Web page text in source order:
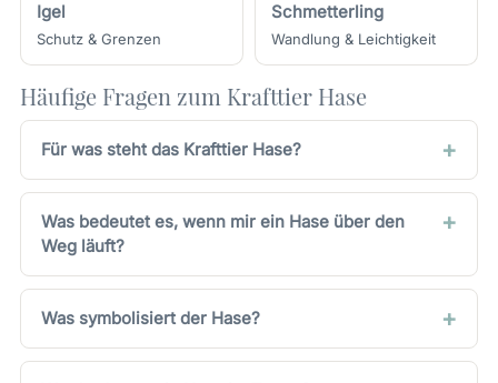
Igel
Schutz & Grenzen
Schmetterling
Wandlung & Leichtigkeit
Häufige Fragen zum Krafttier Hase
Für was steht das Krafttier Hase?
Was bedeutet es, wenn mir ein Hase über den
Weg läuft?
Was symbolisiert der Hase?